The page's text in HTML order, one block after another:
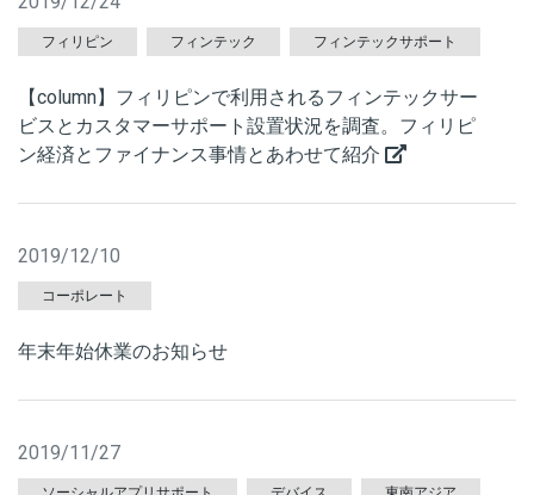
フィリピン フィンテック フィンテックサポート
【column】フィリピンで利用されるフィンテックサー
ビスとカスタマーサポート設置状況を調査。フィリピ
ン経済とファイナンス事情とあわせて紹介
2019/12/10
コーポレート
年末年始休業のお知らせ
2019/11/27